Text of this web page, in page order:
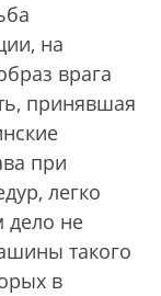
на
врага
принявшая
при
легко
дело не
такого
в